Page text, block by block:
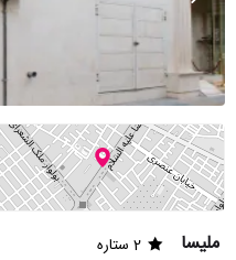
ملیسا
2 ستاره